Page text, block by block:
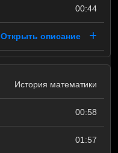
00:44
Открыть описание
История математики
00:58
01:57